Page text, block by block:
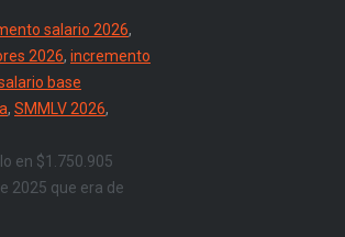
salario 2026,
2026, incremento
base
, SMMLV 2026,
en $1.750.905
2025 que era de